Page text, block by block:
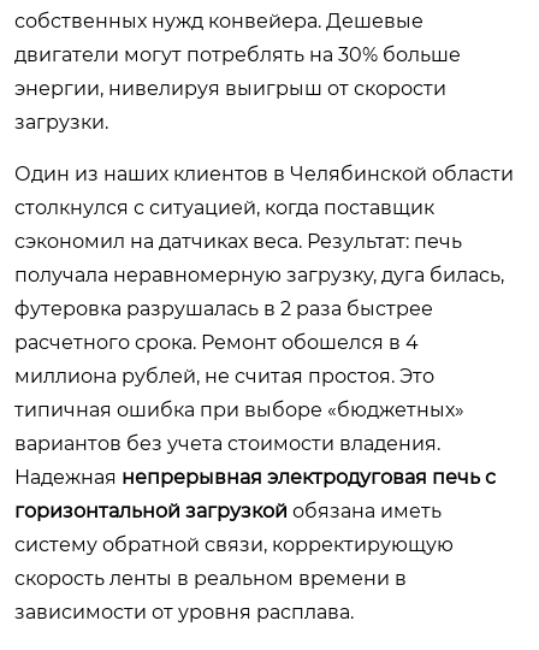
собственных нужд конвейера. Дешевые
двигатели могут потреблять на 30% больше
энергии, нивелируя выигрыш от скорости
загрузки.
Один из наших клиентов в Челябинской области
столкнулся с ситуацией, когда поставщик
сэкономил на датчиках веса. Результат: печь
получала неравномерную загрузку, дуга билась,
футеровка разрушалась в 2 раза быстрее
расчетного срока. Ремонт обошелся в 4
миллиона рублей, не считая простоя. Это
типичная ошибка при выборе «бюджетных»
вариантов без учета стоимости владения.
Надежная непрерывная электродуговая печь с
горизонтальной загрузкой обязана иметь
систему обратной связи, корректирующую
скорость ленты в реальном времени в
зависимости от уровня расплава.